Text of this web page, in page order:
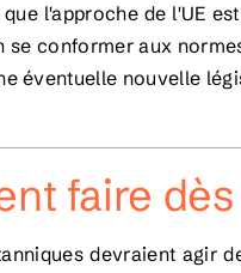
l'approche de l'UE
conformer aux
éventuelle nouvelle
faire
devraient agir